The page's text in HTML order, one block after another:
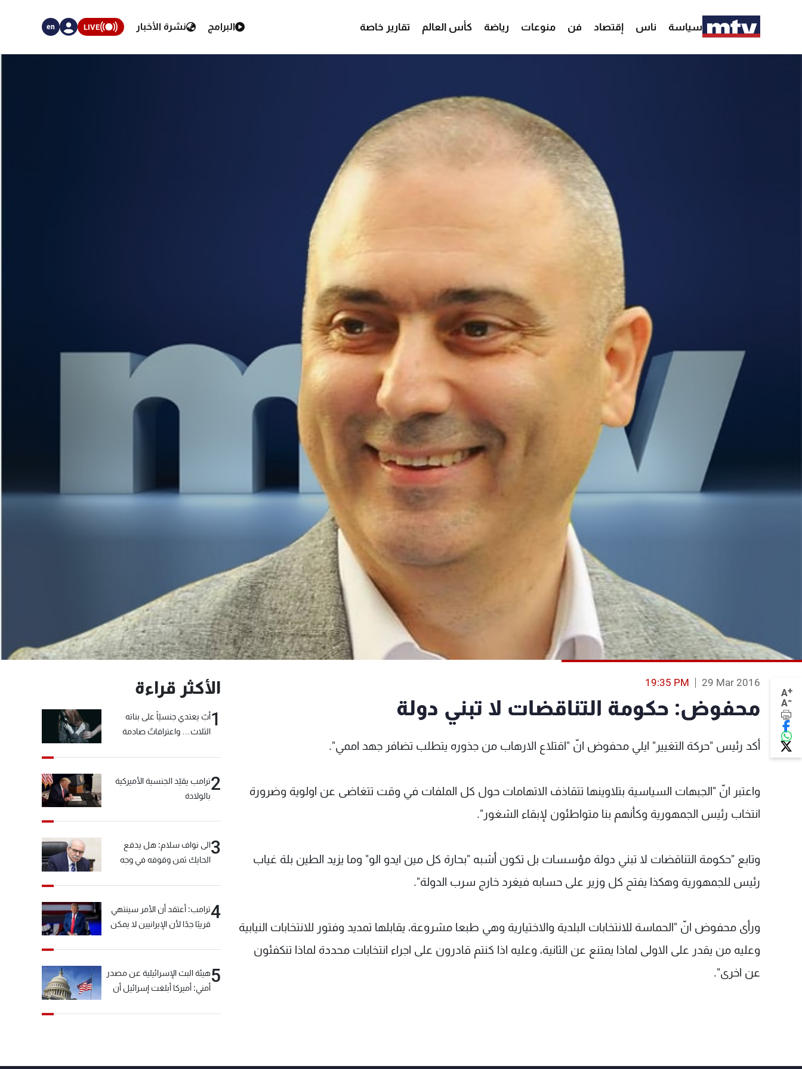
سياسة ناس إقتصاد فن منوعات رياضة كأس العالم تقارير خاصة البرامج نشرة الأخبار LIVE
en
A+
A-
29 Mar 2016
19:35 PM
محفوض: حكومة التناقضات لا تبني دولة
أكد رئيس "حركة التغيير" ايلي محفوض انّ "اقتلاع الارهاب من جذوره يتطلب تضافر جهد اممي".
واعتبر انّ "‏الجبهات السياسية بتلاوينها تتقاذف الاتهامات حول كل الملفات في وقت تتغاضى عن اولوية وضرورة
انتخاب رئيس الجمهورية وكأنهم بنا متواطئون لإبقاء الشغور".
وتابع "حكومة التناقضات لا تبني دولة مؤسسات بل تكون أشبه "بحارة كل مين ايدو الو" وما يزيد الطين بلة غياب
رئيس للجمهورية وهكذا يفتح كل وزير على حسابه فيغرد خارج سرب الدولة".
ورأى محفوض انّ "الحماسة للانتخابات البلدية والاختيارية وهي طبعا مشروعة، يقابلها تمديد وفتور للانتخابات النيابية
وعليه من يقدر على الاولى لماذا يمتنع عن الثانية، وعليه اذا كنتم قادرون على اجراء انتخابات محددة لماذا تنكفئون
عن اخرى".
الأكثر قراءة
1أبٌ يعتدي جنسيّاً على بناته
الثلاث… واعترافاتٌ صادمة
2ترامب يقيّد الجنسية الأميركية
بالولادة
3الى نواف سلام: هل يدفع
الحايك ثمن وقوفه في وجه
4ترامب: أعتقد أن الأمر سينتهي
قريبًا جدًا لأن الإيرانيين لا يمكن
5هيئة البث الإسرائيلية عن مصدر
أمني: أميركا أبلغت إسرائيل أن